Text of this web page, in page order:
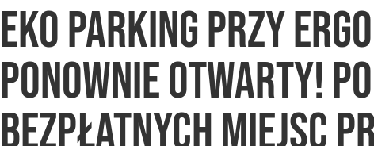
EKO PARKING PRZY
PONOWNIE OTWARTY!
BEZPŁATNYCH MIEJSC